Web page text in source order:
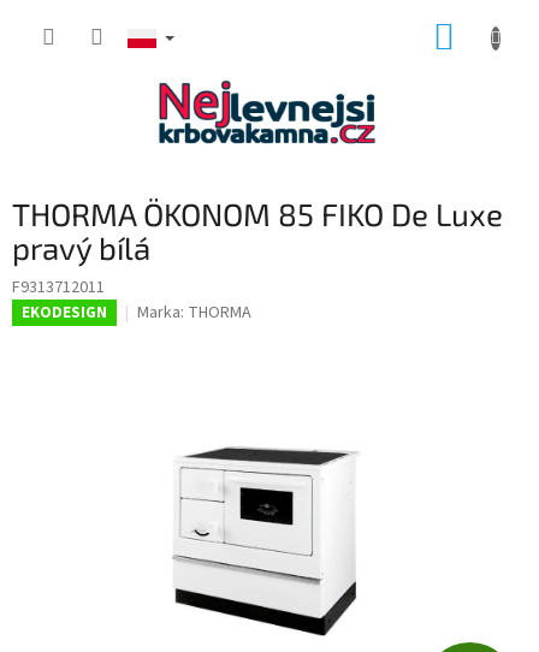
THORMA ÖKONOM 85 FIKO De Luxe
pravý bílá
F9313712011
EKODESIGN Marka: THORMA